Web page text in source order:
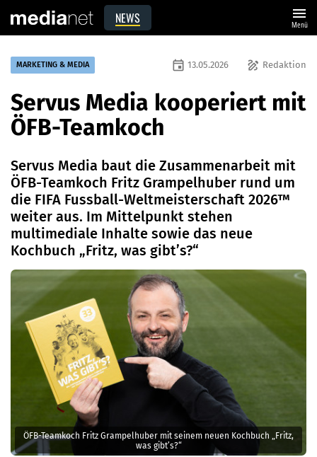
NEWS menu
Menü
ÖFB-Teamkoch Fritz Grampelhuber mit seinem neuen Kochbuch „Fritz,
was gibt’s?“
MARKETING & MEDIA draw Redaktion
event 13.05.2026
Servus Media kooperiert mit
ÖFB-Teamkoch
Servus Media baut die Zusammenarbeit mit
ÖFB-Teamkoch Fritz Grampelhuber rund um
die FIFA Fussball-Weltmeisterschaft 2026™
weiter aus. Im Mittelpunkt stehen
multimediale Inhalte sowie das neue
Kochbuch „Fritz, was gibt’s?“